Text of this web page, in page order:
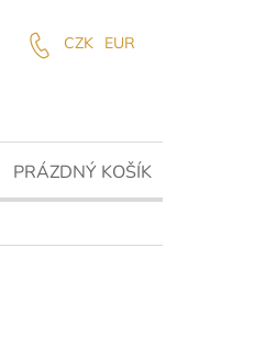
CZK EUR
NÁKUPNÍ
KOŠÍK
PRÁZDNÝ KOŠÍK